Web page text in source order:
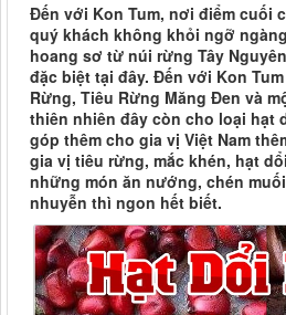
Đến với Kon Tum, nơi điểm cuối
quý khách không khỏi ngỡ
hoang sơ từ núi rừng Tây
đặc biệt tại đây. Đến với Kon
Rừng, Tiêu Rừng Măng Đen và
thiên nhiên đây còn cho loại hạt
góp thêm cho gia vị Việt Nam
gia vị tiêu rừng, mắc khén, hạt
những món ăn nướng, chén
nhuyễn thì ngon hết biết.